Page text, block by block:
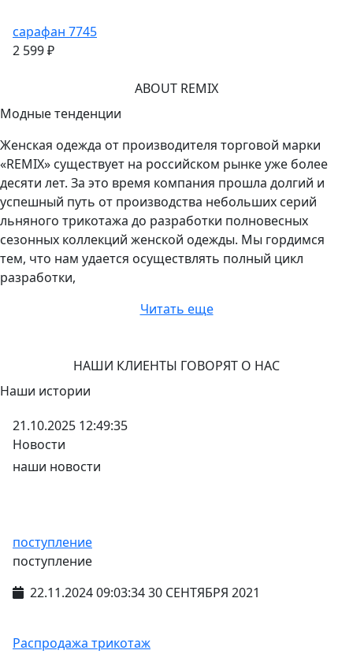
сарафан 7745
2 599 ₽
ABOUT REMIX
Модные тенденции
Женская одежда от производителя торговой марки
«REMIX» существует на российском рынке уже более
десяти лет. За это время компания прошла долгий и
успешный путь от производства небольших серий
льняного трикотажа до разработки полновесных
сезонных коллекций женской одежды. Мы гордимся
тем, что нам удается осуществлять полный цикл
разработки,
Читать еще
НАШИ КЛИЕНТЫ ГОВОРЯТ О НАС
Наши истории
21.10.2025 12:49:35
Новости
наши новости
поступление
поступление
22.11.2024 09:03:34 30 СЕНТЯБРЯ 2021
Распродажа трикотаж